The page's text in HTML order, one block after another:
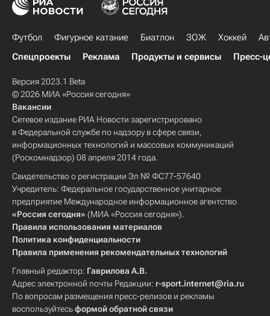
Футбол Фигурное катание Биатлон ЗОЖ Хоккей
Спецпроекты
Реклама Продукты и сервисы Пресс-
Версия 2023.1 Beta
© 2026 МИА «Россия сегодня»
Вакансии
Сетевое издание РИА Новости зарегистрировано
в Федеральной службе по надзору в сфере связи,
информационных технологий и массовых коммуникаций
(Роскомнадзор) 08 апреля 2014 года.
Свидетельство о регистрации Эл № ФС77-57640
Учредитель: Федеральное государственное унитарное
предприятие Международное информационное агентство
«Россия сегодня» (МИА «Россия сегодня»).
Правила использования материалов
Политика конфиденциальности
Правила применения рекомендательных технологий
Главный редактор: Гаврилова А.В.
Адрес электронной почты Редакции: r-sport.internet@ria.ru
По вопросам размещения пресс-релизов и рекламы
воспользуйтесьформой обратной связи